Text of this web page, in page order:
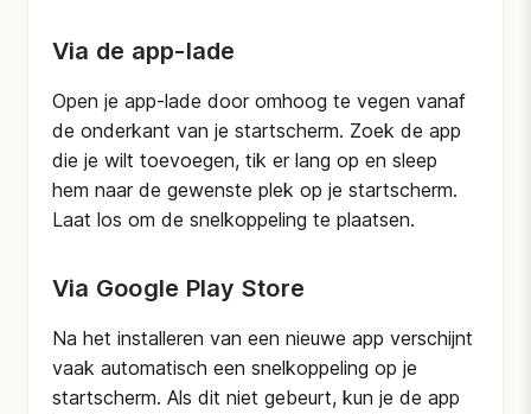
Via de app-lade
Open je app-lade door omhoog te vegen vanaf
de onderkant van je startscherm. Zoek de app
die je wilt toevoegen, tik er lang op en sleep
hem naar de gewenste plek op je startscherm.
Laat los om de snelkoppeling te plaatsen.
Via Google Play Store
Na het installeren van een nieuwe app verschijnt
vaak automatisch een snelkoppeling op je
startscherm. Als dit niet gebeurt, kun je de app